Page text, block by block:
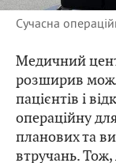
Сучасна
Медичний
розширив
пацієнтів і
операційну
планових та
втручань. Тож,